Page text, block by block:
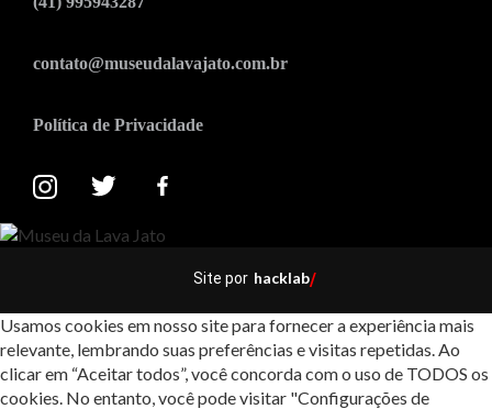
contato@museudalavajato.com.br
Política de Privacidade
Site por hacklab/
Usamos cookies em nosso site para fornecer a experiência mais
relevante, lembrando suas preferências e visitas repetidas. Ao
clicar em “Aceitar todos”, você concorda com o uso de TODOS os
cookies. No entanto, você pode visitar "Configurações de